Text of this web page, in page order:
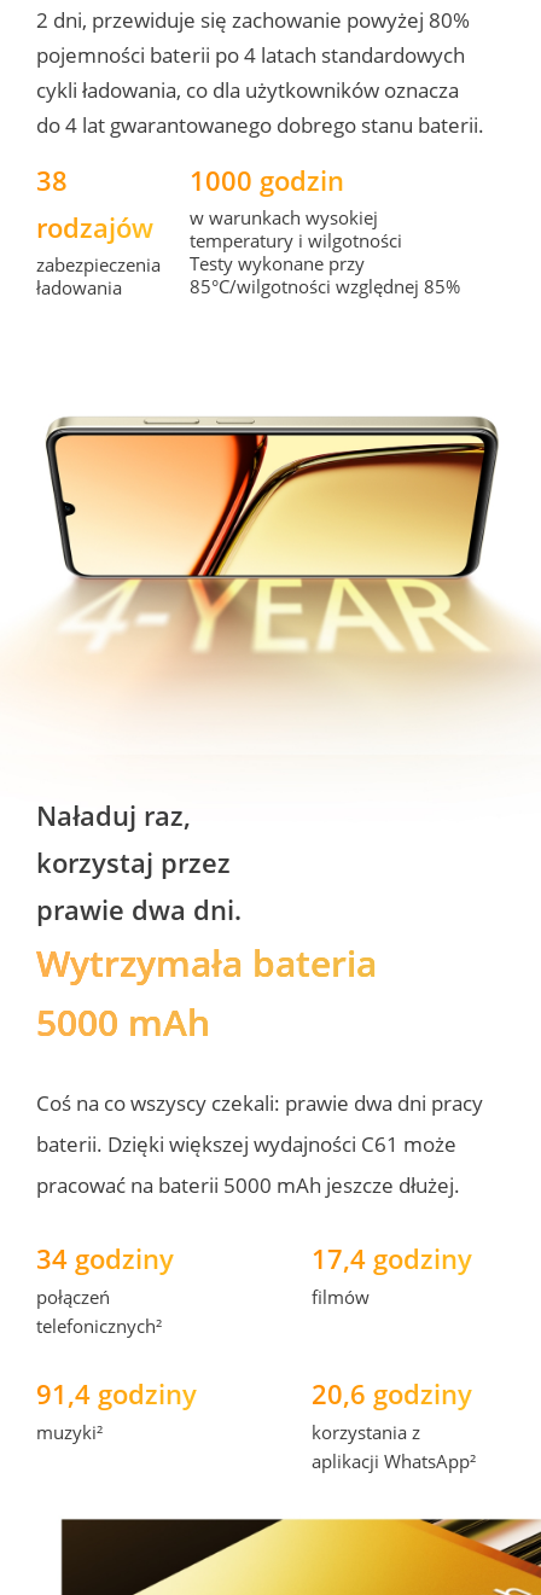
2 dni, przewiduje się zachowanie powyżej 80%
pojemności baterii po 4 latach standardowych
cykli ładowania, co dla użytkowników oznacza
do 4 lat gwarantowanego dobrego stanu baterii.
38
rodzajów
zabezpieczenia
ładowania
1000 godzin
w warunkach wysokiej
temperatury i wilgotności
Testy wykonane przy
85°C/wilgotności względnej 85%
Naładuj raz,
korzystaj przez
prawie dwa dni.
Wytrzymała bateria
5000 mAh
Coś na co wszyscy czekali: prawie dwa dni pracy
baterii. Dzięki większej wydajności C61 może
pracować na baterii 5000 mAh jeszcze dłużej.
34 godziny
połączeń
telefonicznych²
17,4 godziny
filmów
91,4 godziny
muzyki²
20,6 godziny
korzystania z
aplikacji WhatsApp²